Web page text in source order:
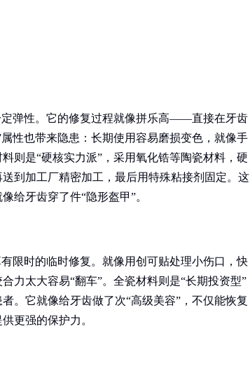
定弹性。它的修复过程就像拼乐高——直接在牙齿
性也带来隐患：长期使用容易磨损变色，就像手
则是“硬核实力派”，采用氧化锆等陶瓷材料，硬
到加工厂精密加工，最后用特殊粘接剂固定。这
给牙齿穿了件“隐形盔甲”。
限时的临时修复。就像用创可贴处理小伤口，快
力太大容易“翻车”。全瓷材料则是“长期投资型”
。它就像给牙齿做了次“高级美容”，不仅能恢复
更强的保护力。